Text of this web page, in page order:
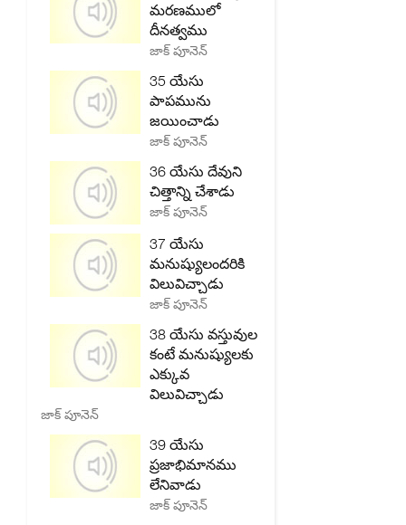
మరణములో
దీనత్వము
జాక్ పూనెన్
35 యేసు
పాపమును
జయించాడు
జాక్ పూనెన్
36 యేసు దేవుని
చిత్తాన్ని చేశాడు
జాక్ పూనెన్
37 యేసు
మనుష్యులందరికి
విలువిచ్చాడు
జాక్ పూనెన్
38 యేసు వస్తువుల
కంటే మనుష్యులకు
ఎక్కువ
విలువిచ్చాడు
జాక్ పూనెన్
39 యేసు
ప్రజాభిమానము
లేనివాడు
జాక్ పూనెన్